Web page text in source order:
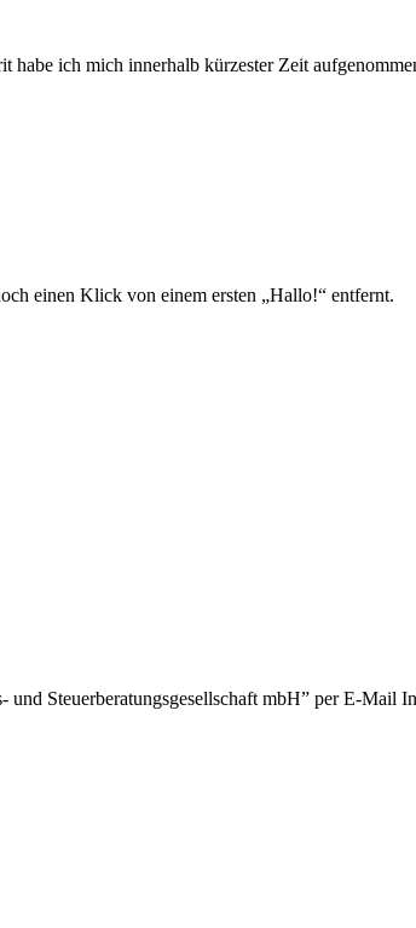
habe ich mich innerhalb kürzester Zeit
einen Klick von einem ersten „Hallo!“ entfernt.
Steuerberatungsgesellschaft mbH” per E-Mail